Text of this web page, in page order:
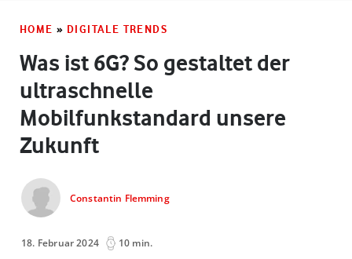
HOME » DIGITALE TRENDS
Was ist 6G? So gestaltet der
ultraschnelle
Mobilfunkstandard unsere
Zukunft
Constantin Flemming
18. Februar 2024 10 min.